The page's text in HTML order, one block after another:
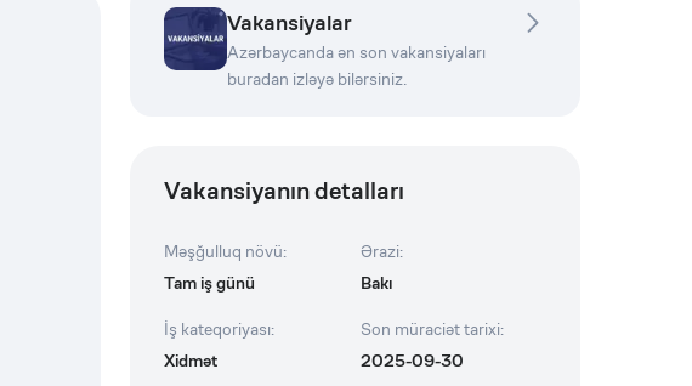
Vakansiyalar
Azərbaycanda ən son vakansiyaları
buradan izləyə bilərsiniz.
Vakansiyanın detalları
Məşğulluq növü:
Tam iş günü
Ərazi:
Bakı
İş kateqoriyası:
Xidmət
Son müraciət tarixi:
2025-09-30